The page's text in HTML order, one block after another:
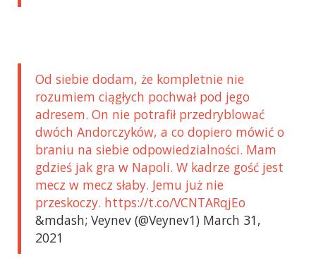
Od siebie dodam, że kompletnie nie
rozumiem ciągłych pochwał pod jego
adresem. On nie potrafił przedryblować
dwóch Andorczyków, a co dopiero mówić o
braniu na siebie odpowiedzialności. Mam
gdzieś jak gra w Napoli. W kadrze gość jest
mecz w mecz słaby. Jemu już nie
przeskoczy. https://t.co/VCNTARqjEo
&mdash; Veynev (@Veynev1) March 31,
2021